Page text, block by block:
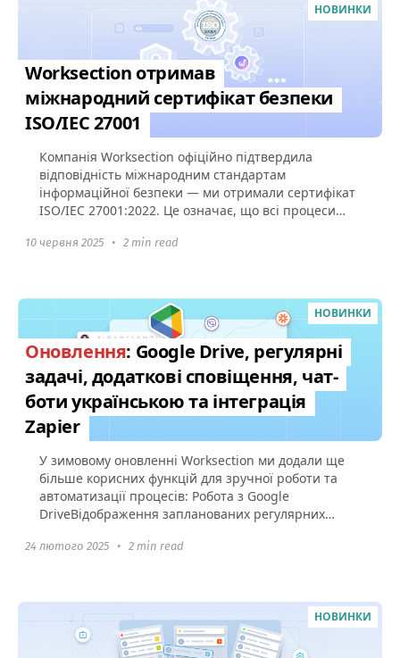
НОВИНКИ
Worksection отримав
міжнародний сертифікат безпеки
ISO/IEC 27001
Компанія Worksection офіційно підтвердила
відповідність міжнародним стандартам
інформаційної безпеки — ми отримали сертифікат
ISO/IEC 27001:2022. Це означає, що всі процеси
10 червня 2025 • 2 min read
НОВИНКИ
Оновлення: Google Drive, регулярні
задачі, додаткові сповіщення, чат-
боти українською та інтеграція
Zapier
У зимовому оновленні Worksection ми додали ще
більше корисних функцій для зручної роботи та
автоматизації процесів: Робота з Google
DriveВідображення запланованих регулярних
24 лютого 2025 • 2 min read
НОВИНКИ